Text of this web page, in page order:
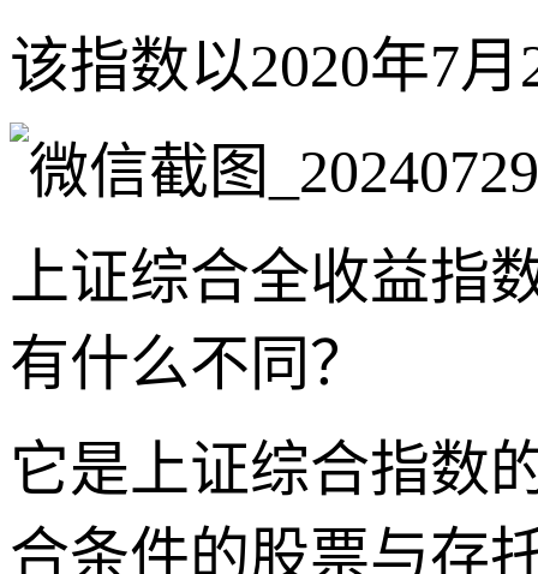
该指数以2020年7
上证综合全收益指
有什么不同？
它是上证综合指数
合条件的股票与存